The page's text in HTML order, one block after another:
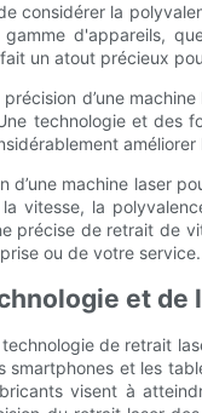
considérer la
d'appareils,
un atout précieux
précision d’une
technologie et des
d’une machine laser
vitesse, la
précise de retrait de
ou de votre service.
et
technologie de retrait
smartphones et les
visent à